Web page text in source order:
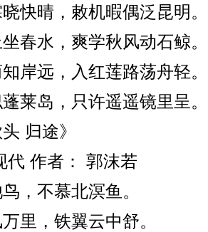
快晴，敕机暇偶泛昆明。
春水，爽学秋风动石鲸。
岸远，入红莲路荡舟轻。
莱岛，只许遥遥镜里呈。
归途》
代 作者： 郭沫若
，不慕北溟鱼。
里，铁翼云中舒。